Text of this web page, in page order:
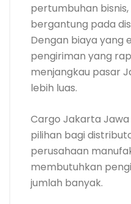
pertumbuhan
bergantung pada
Dengan biaya yang
pengiriman yang
menjangkau pasar
lebih luas.
Cargo Jakarta
pilihan bagi
perusahaan
membutuhkan
jumlah banyak.